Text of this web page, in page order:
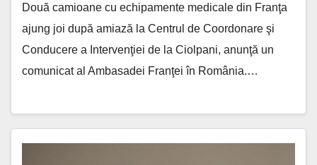
Două camioane cu echipamente medicale din Franţa
ajung joi după amiază la Centrul de Coordonare şi
Conducere a Intervenţiei de la Ciolpani, anunţă un
comunicat al Ambasadei Franţei în România.…